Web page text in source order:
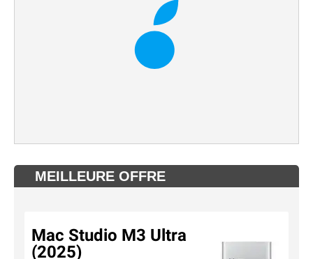
MEILLEURE OFFRE
Mac Studio M3 Ultra
(2025)